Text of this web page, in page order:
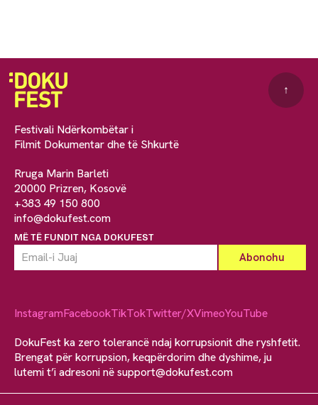
Festivali Ndërkombëtar i
Filmit Dokumentar dhe të Shkurtë
Rruga Marin Barleti
20000 Prizren, Kosovë
+383 49 150 800
info@dokufest.com
MË TË FUNDIT NGA DOKUFEST
↑
InstagramFacebookTikTokTwitter/XVimeoYouTube
DokuFest ka zero tolerancë ndaj korrupsionit dhe ryshfetit.
Brengat për korrupsion, keqpërdorim dhe dyshime, ju
lutemi t’i adresoni nësupport@dokufest.com